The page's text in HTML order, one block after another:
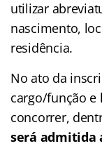
utilizar
nascimento,
residência.
No ato da
cargo/função e
concorrer,
será admitida